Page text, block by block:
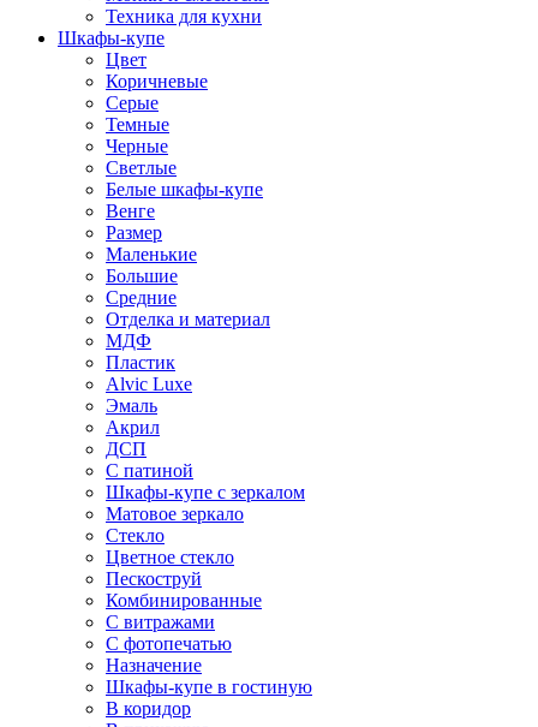
Техника для кухни
Шкафы-купе
Цвет
Коричневые
Серые
Темные
Черные
Светлые
Белые шкафы-купе
Венге
Размер
Маленькие
Большие
Средние
Отделка и материал
МДФ
Пластик
Alvic Luxe
Эмаль
Акрил
ДСП
С патиной
Шкафы-купе с зеркалом
Матовое зеркало
Стекло
Цветное стекло
Пескоструй
Комбинированные
С витражами
С фотопечатью
Назначение
Шкафы-купе в гостиную
В коридор